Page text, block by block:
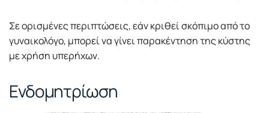
Σε ορισμένες περιπτώσεις, εάν κριθεί σκόπιμο από το
γυναικολόγο, μπορεί να γίνει παρακέντηση της κύστης
με χρήση υπερήχων.
Ενδομητρίωση